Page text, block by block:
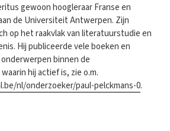
gewoon hoogleraar Franse en
de Universiteit Antwerpen. Zijn
op het raakvlak van literatuurstudie en
Hij publiceerde vele boeken en
binnen de
hij actief is, zie o.m.
nl/onderzoeker/paul-pelckmans-0.